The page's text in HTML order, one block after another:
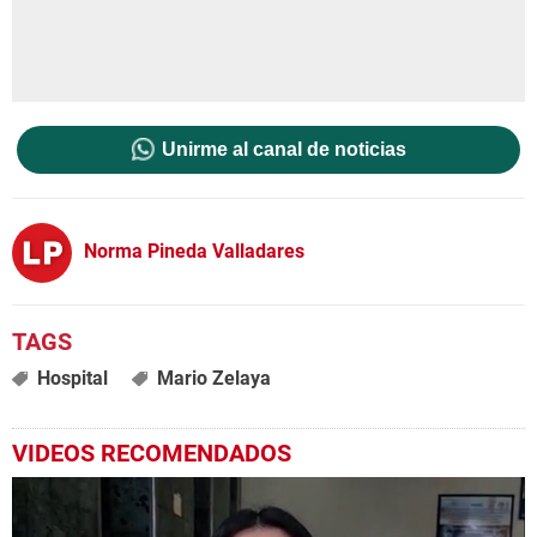
Unirme al canal de noticias
Norma Pineda Valladares
Hospital Mario Zelaya
VIDEOS RECOMENDADOS